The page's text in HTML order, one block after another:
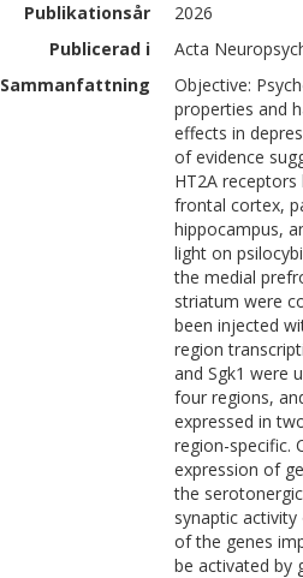
Publikationsår
2026
Publicerad i
Acta
Sammanfattning
Objective:
properties and
effects in
of evidence
HT2A
frontal cortex,
hippocampus,
light on
the medial
striatum were
been injected
region
and Sgk1 were
four regions,
expressed in
region-specific.
expression of
the
synaptic
of the genes
be activated by